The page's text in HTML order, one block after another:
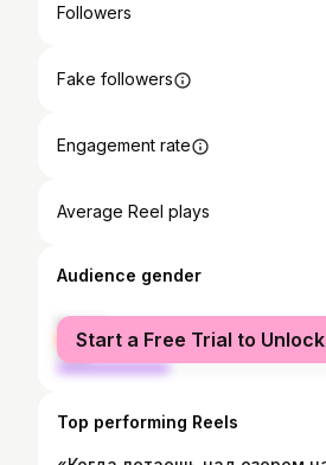
Followers
Fake followers
Engagement rate
Average Reel plays
Audience gender
female
male
Start a Free Trial to Unlock
Top performing Reels